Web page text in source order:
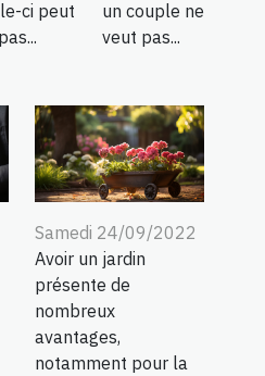
ci peut
un couple ne
veut pas...
Samedi 24/09/2022
Avoir un jardin
présente de
nombreux
avantages,
notamment pour la